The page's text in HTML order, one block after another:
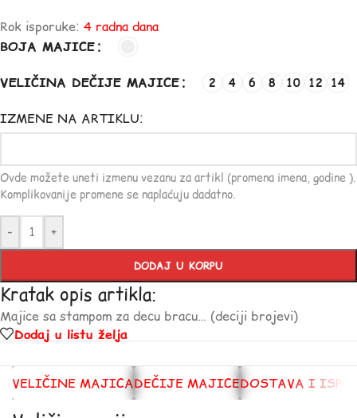
Rok isporuke: 4 radna dana
BOJA MAJICE
VELIČINA DEČIJE MAJICE 2 4 6 8 10 12 14
IZMENE NA ARTIKLU:
Ovde možete uneti izmenu vezanu za artikl (promena imena, godine ).
Komplikovanije promene se naplaćuju dadatno.
- +
DODAJ U KORPU
Kratak opis artikla:
Majice sa stampom za decu bracu… (deciji brojevi)
Dodaj u listu želja
VELIČINE MAJICADEČIJE MAJICEDOSTAVA I